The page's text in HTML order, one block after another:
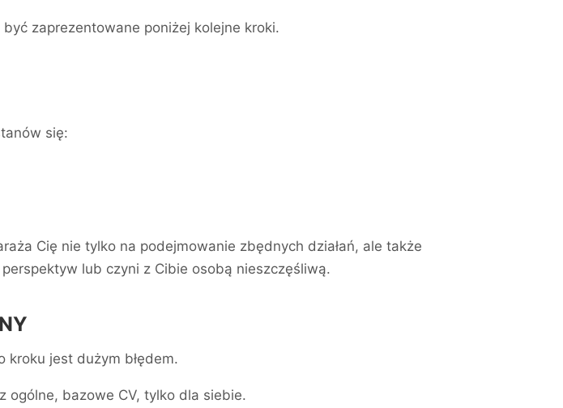
zaprezentowane poniżej kolejne kroki.
się:
Cię nie tylko na podejmowanie zbędnych działań, ale także
lub czyni z Cibie osobą nieszczęśliwą.
kroku jest dużym błędem.
ogólne, bazowe CV, tylko dla siebie.